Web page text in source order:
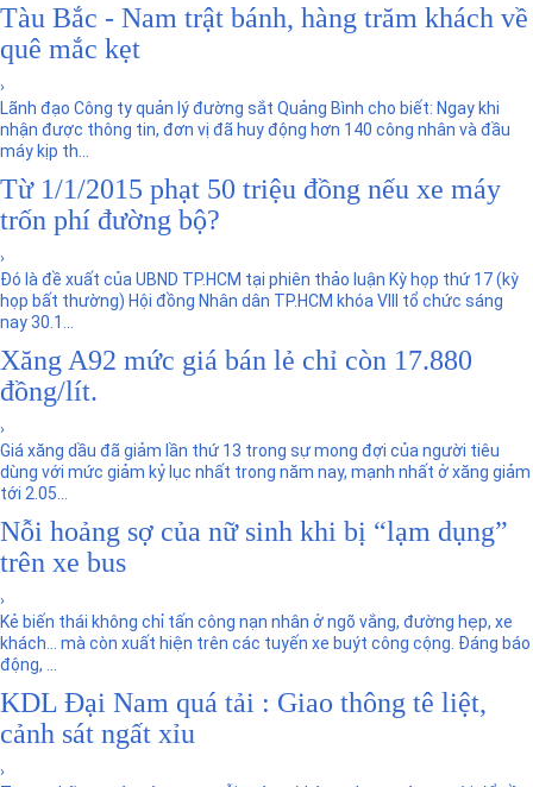
Tàu Bắc - Nam trật bánh, hàng trăm khách về
quê mắc kẹt
›
Lãnh đạo Công ty quản lý đường sắt Quảng Bình cho biết: Ngay khi
nhận được thông tin, đơn vị đã huy động hơn 140 công nhân và đầu
máy kịp th...
Từ 1/1/2015 phạt 50 triệu đồng nếu xe máy
trốn phí đường bộ?
›
Đó là đề xuất của UBND TP.HCM tại phiên thảo luận Kỳ họp thứ 17 (kỳ
họp bất thường) Hội đồng Nhân dân TP.HCM khóa VIII tổ chức sáng
nay 30.1...
Xăng A92 mức giá bán lẻ chỉ còn 17.880
đồng/lít.
›
Giá xăng dầu đã giảm lần thứ 13 trong sự mong đợi của người tiêu
dùng với mức giảm kỷ lục nhất trong năm nay, mạnh nhất ở xăng giảm
tới 2.05...
Nỗi hoảng sợ của nữ sinh khi bị “lạm dụng”
trên xe bus
›
Kẻ biến thái không chỉ tấn công nạn nhân ở ngõ vắng, đường hẹp, xe
khách… mà còn xuất hiện trên các tuyến xe buýt công cộng. Đáng báo
động, ...
KDL Đại Nam quá tải : Giao thông tê liệt,
cảnh sát ngất xỉu
›